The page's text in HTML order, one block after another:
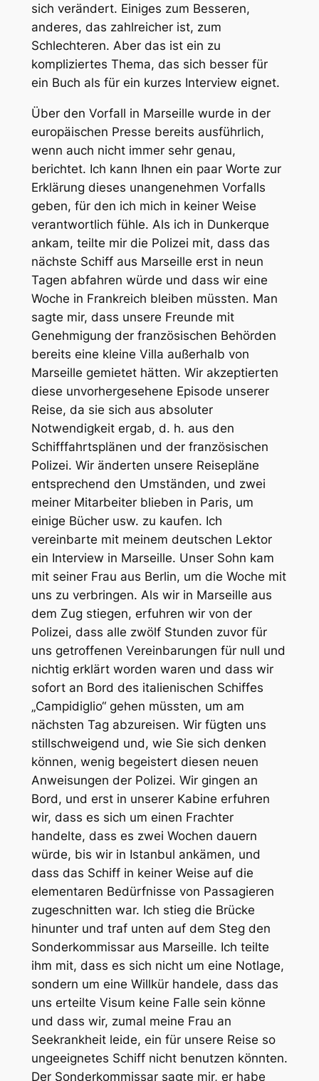
sich verändert. Einiges zum Besseren,
anderes, das zahlreicher ist, zum
Schlechteren. Aber das ist ein zu
kompliziertes Thema, das sich besser für
ein Buch als für ein kurzes Interview eignet.
Über den Vorfall in Marseille wurde in der
europäischen Presse bereits ausführlich,
wenn auch nicht immer sehr genau,
berichtet. Ich kann Ihnen ein paar Worte zur
Erklärung dieses unangenehmen Vorfalls
geben, für den ich mich in keiner Weise
verantwortlich fühle. Als ich in Dunkerque
ankam, teilte mir die Polizei mit, dass das
nächste Schiff aus Marseille erst in neun
Tagen abfahren würde und dass wir eine
Woche in Frankreich bleiben müssten. Man
sagte mir, dass unsere Freunde mit
Genehmigung der französischen Behörden
bereits eine kleine Villa außerhalb von
Marseille gemietet hätten. Wir akzeptierten
diese unvorhergesehene Episode unserer
Reise, da sie sich aus absoluter
Notwendigkeit ergab, d. h. aus den
Schifffahrtsplänen und der französischen
Polizei. Wir änderten unsere Reisepläne
entsprechend den Umständen, und zwei
meiner Mitarbeiter blieben in Paris, um
einige Bücher usw. zu kaufen. Ich
vereinbarte mit meinem deutschen Lektor
ein Interview in Marseille. Unser Sohn kam
mit seiner Frau aus Berlin, um die Woche mit
uns zu verbringen. Als wir in Marseille aus
dem Zug stiegen, erfuhren wir von der
Polizei, dass alle zwölf Stunden zuvor für
uns getroffenen Vereinbarungen für null und
nichtig erklärt worden waren und dass wir
sofort an Bord des italienischen Schiffes
„Campidiglio“ gehen müssten, um am
nächsten Tag abzureisen. Wir fügten uns
stillschweigend und, wie Sie sich denken
können, wenig begeistert diesen neuen
Anweisungen der Polizei. Wir gingen an
Bord, und erst in unserer Kabine erfuhren
wir, dass es sich um einen Frachter
handelte, dass es zwei Wochen dauern
würde, bis wir in Istanbul ankämen, und
dass das Schiff in keiner Weise auf die
elementaren Bedürfnisse von Passagieren
zugeschnitten war. Ich stieg die Brücke
hinunter und traf unten auf dem Steg den
Sonderkommissar aus Marseille. Ich teilte
ihm mit, dass es sich nicht um eine Notlage,
sondern um eine Willkür handele, dass das
uns erteilte Visum keine Falle sein könne
und dass wir, zumal meine Frau an
Seekrankheit leide, ein für unsere Reise so
ungeeignetes Schiff nicht benutzen könnten.
Der Sonderkommissar sagte mir, er habe